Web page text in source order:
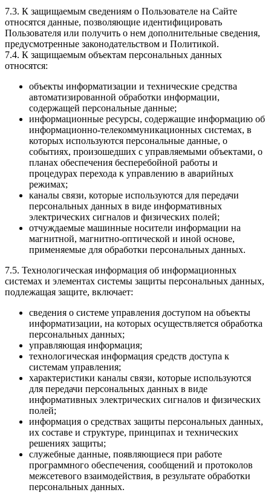
7.3. К защищаемым сведениям о Пользователе на Сайте
относятся данные, позволяющие идентифицировать
Пользователя или получить о нем дополнительные сведения,
предусмотренные законодательством и Политикой.
7.4. К защищаемым объектам персональных данных
относятся:
объекты информатизации и технические средства
автоматизированной обработки информации,
содержащей персональные данные;
информационные ресурсы, содержащие информацию об
информационно-телекоммуникационных системах, в
которых используются персональные данные, о
событиях, произошедших с управляемыми объектами, о
планах обеспечения бесперебойной работы и
процедурах перехода к управлению в аварийных
режимах;
каналы связи, которые используются для передачи
персональных данных в виде информативных
электрических сигналов и физических полей;
отчуждаемые машинные носители информации на
магнитной, магнитно-оптической и иной основе,
применяемые для обработки персональных данных.
7.5. Технологическая информация об информационных
системах и элементах системы защиты персональных данных,
подлежащая защите, включает:
сведения о системе управления доступом на объекты
информатизации, на которых осуществляется обработка
персональных данных;
управляющая информация;
технологическая информация средств доступа к
системам управления;
характеристики каналы связи, которые используются
для передачи персональных данных в виде
информативных электрических сигналов и физических
полей;
информация о средствах защиты персональных данных,
их составе и структуре, принципах и технических
решениях защиты;
служебные данные, появляющиеся при работе
программного обеспечения, сообщений и протоколов
межсетевого взаимодействия, в результате обработки
персональных данных.